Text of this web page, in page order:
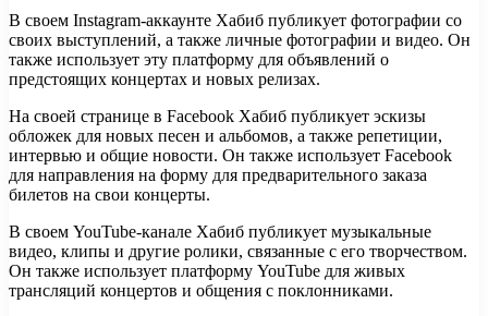
В своем Instagram-аккаунте Хабиб публикует фотографии со
своих выступлений, а также личные фотографии и видео. Он
также использует эту платформу для объявлений о
предстоящих концертах и новых релизах.
На своей странице в Facebook Хабиб публикует эскизы
обложек для новых песен и альбомов, а также репетиции,
интервью и общие новости. Он также использует Facebook
для направления на форму для предварительного заказа
билетов на свои концерты.
В своем YouTube-канале Хабиб публикует музыкальные
видео, клипы и другие ролики, связанные с его творчеством.
Он также использует платформу YouTube для живых
трансляций концертов и общения с поклонниками.